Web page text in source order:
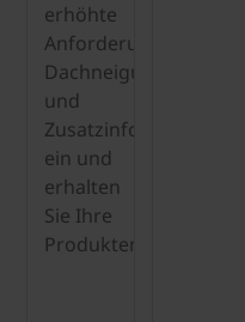
erhöhte
Anforderungen,
Dachneigungen
und
Zusatzinformationen
ein und
erhalten
Sie Ihre
Produktempfehlungen.